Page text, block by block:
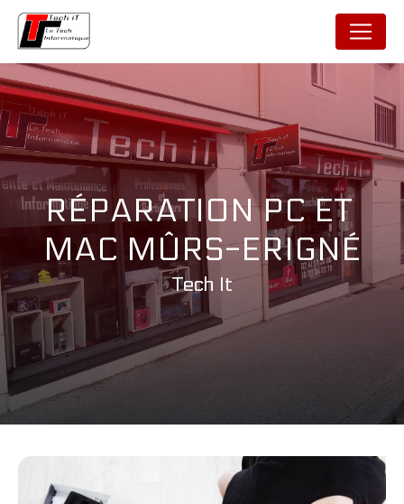
RÉPARATION PC ET
MAC MÛRS-ERIGNÉ
Tech It
Panneau de gestion des cookies